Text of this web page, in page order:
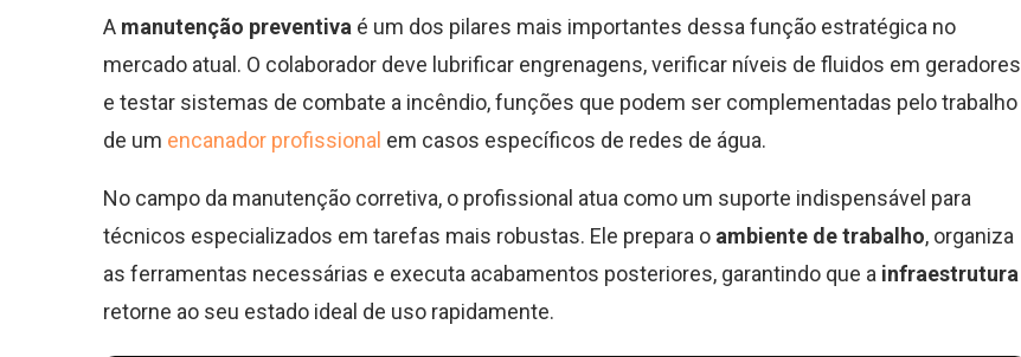
A manutenção preventiva é um dos pilares mais importantes dessa função estratégica no
mercado atual. O colaborador deve lubrificar engrenagens, verificar níveis de fluidos em geradores
e testar sistemas de combate a incêndio, funções que podem ser complementadas pelo trabalho
de um encanador profissional em casos específicos de redes de água.
No campo da manutenção corretiva, o profissional atua como um suporte indispensável para
técnicos especializados em tarefas mais robustas. Ele prepara o ambiente de trabalho, organiza
as ferramentas necessárias e executa acabamentos posteriores, garantindo que a infraestrutura
retorne ao seu estado ideal de uso rapidamente.